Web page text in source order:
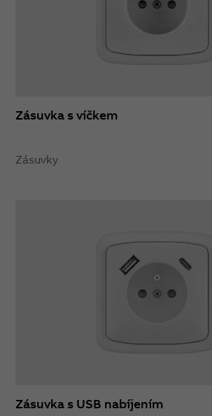
Zásuvka s víčkem
Zásuvky
Zásuvka s USB nabíjením